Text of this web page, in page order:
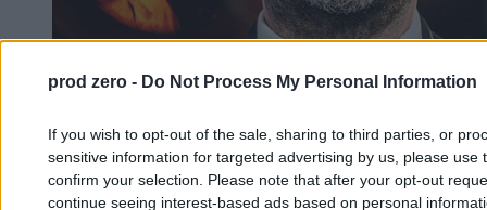
prod zero - Do Not Process My Personal Information
If you wish to opt-out of the sale, sharing to third parties, or
sensitive information for targeted advertising by us, please use
confirm your selection. Please note that after your opt-out
continue seeing interest-based ads based on personal